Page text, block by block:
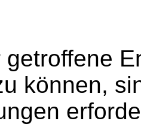
getroffene
können,